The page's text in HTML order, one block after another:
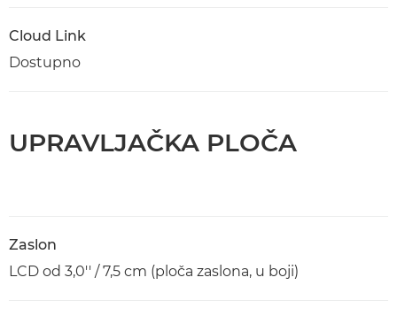
Cloud Link
Dostupno
UPRAVLJAČKA PLOČA
Zaslon
LCD od 3,0'' / 7,5 cm (ploča zaslona, u boji)